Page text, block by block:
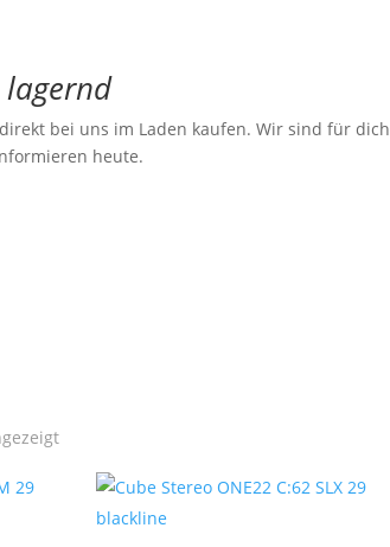
lagernd
bei uns im Laden kaufen. Wir sind für
heute.